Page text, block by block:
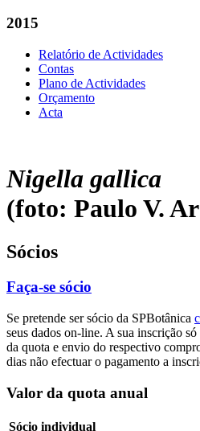
2015
Relatório de Actividades
Contas
Plano de Actividades
Orçamento
Acta
Nigella gallica
(foto: Paulo V.
Sócios
Faça-se sócio
Se pretende ser sócio da SPBotânica
seus dados on-line. A sua inscrição
da quota e envio do respectivo
dias não efectuar o pagamento a
Valor da quota anual
Sócio individual